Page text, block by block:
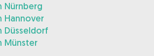
Nürnberg
Hannover
Düsseldorf
Münster